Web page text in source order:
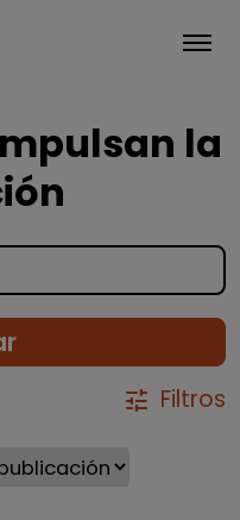
la
tune Filtros